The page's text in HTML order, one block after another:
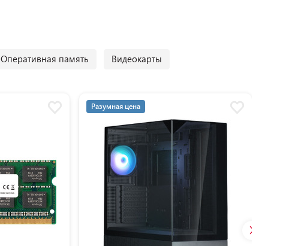
Оперативная память Видеокарты
Разумная цена